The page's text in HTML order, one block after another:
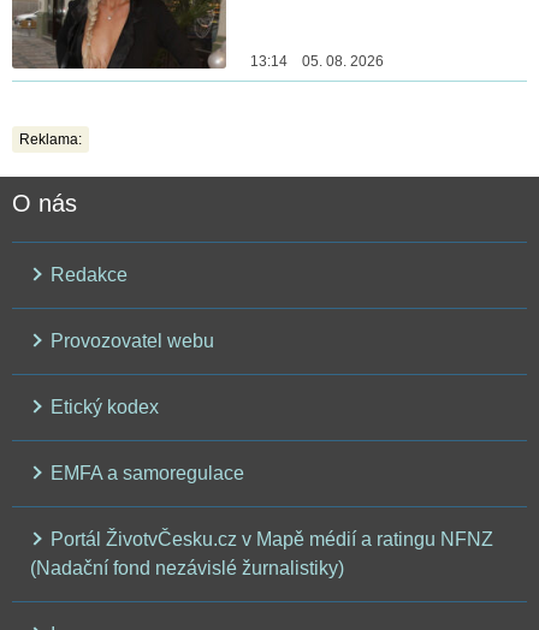
13:14 05. 08. 2026
Reklama:
O nás
Redakce
Provozovatel webu
Etický kodex
EMFA a samoregulace
Portál ŽivotvČesku.cz v Mapě médií a ratingu NFNZ
(Nadační fond nezávislé žurnalistiky)